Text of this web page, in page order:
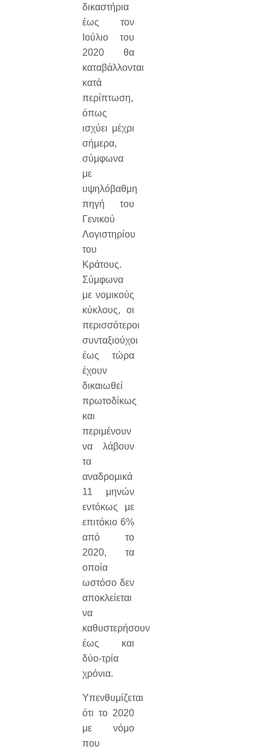
δικαστήρια
έως τον
Ιούλιο του
2020 θα
καταβάλλονται
κατά
περίπτωση,
όπως
ισχύει μέχρι
σήμερα,
σύμφωνα
με
υψηλόβαθμη
πηγή του
Γενικού
Λογιστηρίου
του
Κράτους.
Σύμφωνα
με νομικούς
κύκλους, οι
περισσότεροι
συνταξιούχοι
έως τώρα
έχουν
δικαιωθεί
πρωτοδίκως
και
περιμένουν
να λάβουν
τα
αναδρομικά
11 μηνών
εντόκως με
επιτόκιο 6%
από το
2020, τα
οποία
ωστόσο δεν
αποκλείεται
να
καθυστερήσουν
έως και
δύο-τρία
χρόνια.
Υπενθυμίζεται
ότι το 2020
με νόμο
που